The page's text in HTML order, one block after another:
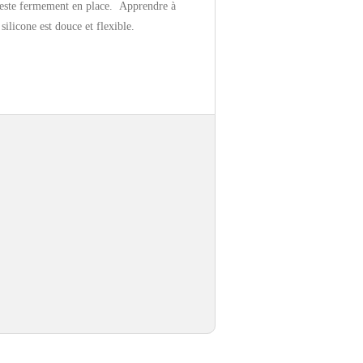
fermement en place. Apprendre à
est douce et flexible.